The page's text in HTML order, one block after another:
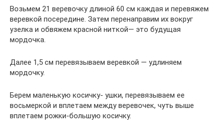
Возьмем 21 веревочку длиной 60 см каждая и перевяжем
веревкой посередине. Затем перенаправим их вокруг
узелка и обвяжем красной ниткой— это будущая
мордочка.
Далее 1,5 см перевязываем веревкой — удлиняем
мордочку.
Берем маленькую косичку- ушки, перевязываем ее
восьмеркой и вплетаем между веревочек, чуть выше
вплетаем рожки-большую косичку.